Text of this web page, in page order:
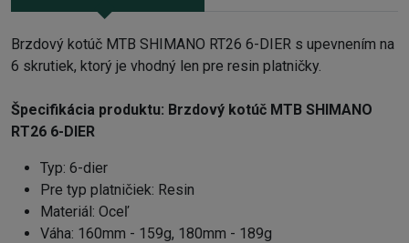
Brzdový kotúč MTB SHIMANO RT26 6-DIER s upevnením na
6 skrutiek, ktorý je vhodný len pre resin platničky.
Špecifikácia produktu: Brzdový kotúč MTB SHIMANO
RT26 6-DIER
Typ: 6-dier
Pre typ platničiek: Resin
Materiál: Oceľ
Váha: 160mm - 159g, 180mm - 189g